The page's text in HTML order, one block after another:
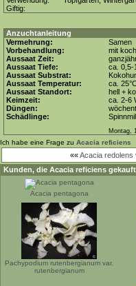
Giftig:
Anzuchtanleitung
Vermehrung:
Samen
Vorbehandlung:
mit
Aussaat Zeit:
Aussaat Tiefe:
ca. 0,5-
Aussaat Substrat:
Aussaat Temperatur:
ca.
Aussaat Standort:
hell +
Keimzeit:
ca. 2-6
Düngen:
Schädlinge:
Montag,
Ich habe eine Frage zu Acacia reficiens
««Acacia redolens
Kunden, die Acacia reficiens
Acacia pentagona
Pachypodium rutenbergianum var.
rutenbergianum